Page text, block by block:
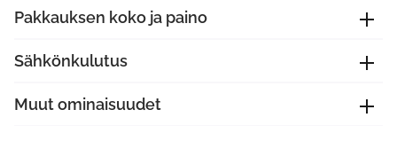
Pakkauksen koko ja paino
Sähkönkulutus
Muut ominaisuudet